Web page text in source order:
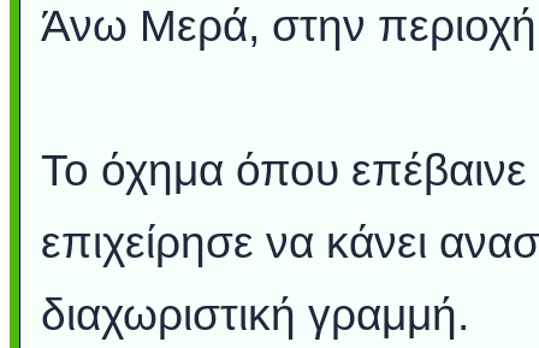
Άνω Μερά, στην περιοχή
Το όχημα όπου
επιχείρησε να κάνει
διαχωριστική γραμμή.